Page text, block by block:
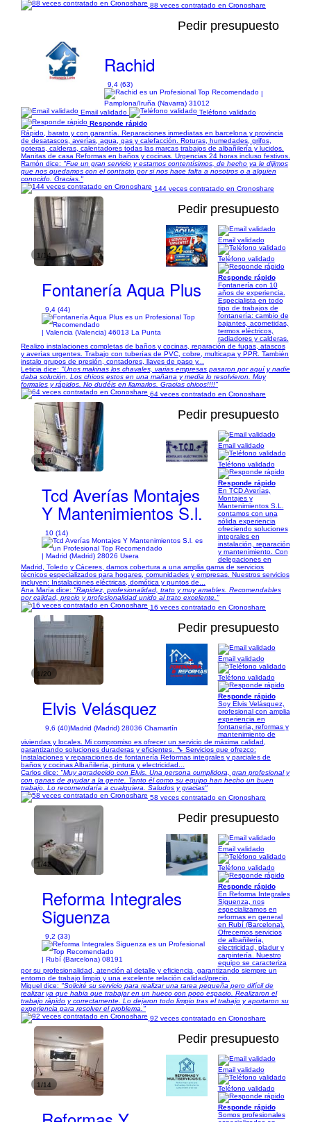
88 veces contratado en Cronoshare
Pedir presupuesto
Rachid
9,4 (63)
|
Pamplona/Iruña (Navarra) 31012
Email validado
Teléfono validado
Responde rápido
Rápido, barato y con garantía. Reparaciones inmediatas en barcelona y provincia
de desatascos, averías, agua, gas y calefacción. Roturas, humedades, grifos,
goteras, calderas, calentadores todas las marcas trabajos de albañilería y lucidos.
Manitas de casa Reformas en baños y cocinas. Urgencias 24 horas incluso festivos.
Ramón dice: "Fue un gran servicio y estamos contentísimos, de hecho ya le dijimos
que nos quedamos con el contacto por si nos hace falta a nosotros o a alguien
conocido. Gracias."
144 veces contratado en Cronoshare
1/14
Pedir presupuesto
Fontanería Aqua Plus
9,4 (44)
| Valencia (Valencia) 46013 La Punta
Email validado
Teléfono validado
Responde rápido
Fontanería con 10
años de experiencia.
Especialista en todo
tipo de trabajos de
fontanería: cambio de
bajantes, acometidas,
termos eléctricos,
radiadores y calderas.
Realizo instalaciones completas de baños y cocinas, reparación de fugas, atascos
y averías urgentes. Trabajo con tuberías de PVC, cobre, multicapa y PPR. También
instalo grupos de presión, contadores, llaves de paso y...
Leticia dice: "Unos makinas los chavales, varias empresas pasaron por aquí y nadie
daba solución. Los chicos estos en una mañana y media lo resolvieron. Muy
formales y rápidos. No dudéis en llamarlos. Gracias chicos!!!!"
64 veces contratado en Cronoshare
1/16
Pedir presupuesto
Tcd Averías Montajes
Y Mantenimientos S.l.
10 (14)
| Madrid (Madrid) 28026 Usera
Email validado
Teléfono validado
Responde rápido
En TCD Averías,
Montajes y
Mantenimientos S.L.
contamos con una
sólida experiencia
ofreciendo soluciones
integrales en
instalación, reparación
y mantenimiento. Con
delegaciones en
Madrid, Toledo y Cáceres, damos cobertura a una amplia gama de servicios
técnicos especializados para hogares, comunidades y empresas. Nuestros servicios
incluyen: Instalaciones eléctricas, domótica y puntos de...
Ana María dice: "Rapidez, profesionalidad, trato y muy amables. Recomendables
por calidad, precio y profesionalidad unido al trato excelente."
16 veces contratado en Cronoshare
1/20
Pedir presupuesto
Elvis Velásquez
9,6 (40)Madrid (Madrid) 28036 Chamartín
Email validado
Teléfono validado
Responde rápido
Soy Elvis Velásquez,
profesional con amplia
experiencia en
fontanería, reformas y
mantenimiento de
viviendas y locales. Mi compromiso es ofrecer un servicio de máxima calidad,
garantizando soluciones duraderas y eficientes. 🔧 Servicios que ofrezco:
Instalaciones y reparaciones de fontanería Reformas integrales y parciales de
baños y cocinas Albañilería, pintura y electricidad...
Carlos dice: "Muy agradecido con Elvis. Una persona cumplidora, gran profesional y
con ganas de ayudar a la gente. Tanto él como su equipo han hecho un buen
trabajo. Lo recomendaría a cualquiera. Saludos y gracias"
58 veces contratado en Cronoshare
1/42
Pedir presupuesto
Reforma Integrales
Siguenza
9,2 (33)
| Rubí (Barcelona) 08191
Email validado
Teléfono validado
Responde rápido
En Reforma Integrales
Siguenza, nos
especializamos en
reformas en general
en Rubí (Barcelona).
Ofrecemos servicios
de albañilería,
electricidad, pladur y
carpintería. Nuestro
equipo se caracteriza
por su profesionalidad, atención al detalle y eficiencia, garantizando siempre un
entorno de trabajo limpio y una excelente relación calidad/precio.
Miguel dice: "Solicité su servicio para realizar una tarea pequeña pero difícil de
realizar ya que habia que trabajar en un hueco con poco espacio. Realizaron el
trabajo rápido y correctamente. Lo dejaron todo limpio tras el trabajo y aportaron su
experiencia para resolver el problema."
92 veces contratado en Cronoshare
1/14
Pedir presupuesto
Email validado
Teléfono validado
Responde rápido
Somos profesionales